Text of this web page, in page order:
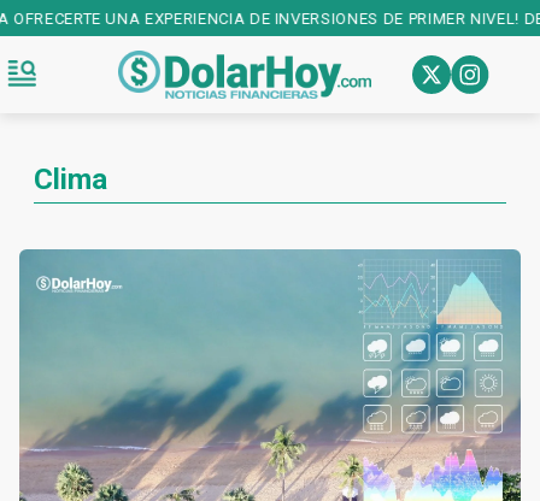
DE INVERSIONES DE PRIMER NIVEL! DESCARGALA EN: PLAY STORE
Clima